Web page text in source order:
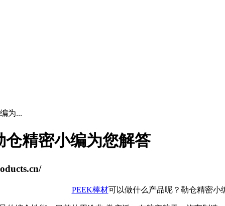
为...
精密小编为您解答
PEEK棒材可以做什么产品呢？勒仓精密小